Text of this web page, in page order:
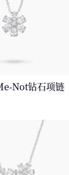
Not钻石项链